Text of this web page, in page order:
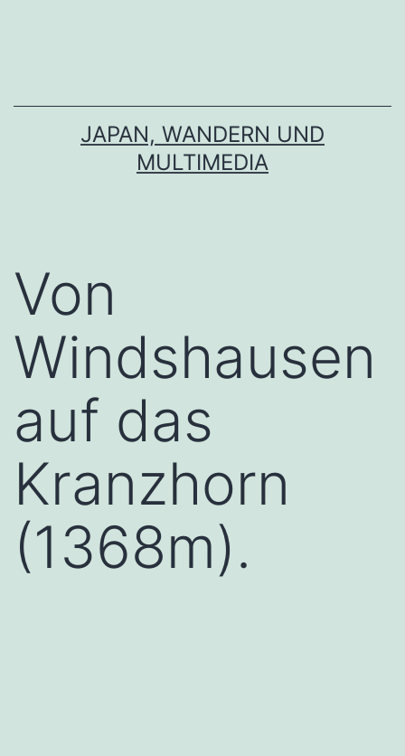
JAPAN, WANDERN UND
MULTIMEDIA
Von
Windshausen
auf das
Kranzhorn
(1368m).